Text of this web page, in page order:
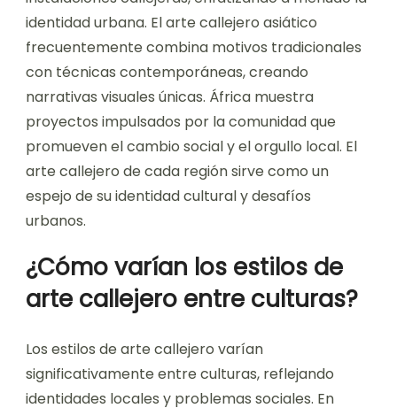
identidad urbana. El arte callejero asiático
frecuentemente combina motivos tradicionales
con técnicas contemporáneas, creando
narrativas visuales únicas. África muestra
proyectos impulsados por la comunidad que
promueven el cambio social y el orgullo local. El
arte callejero de cada región sirve como un
espejo de su identidad cultural y desafíos
urbanos.
¿Cómo varían los estilos de
arte callejero entre culturas?
Los estilos de arte callejero varían
significativamente entre culturas, reflejando
identidades locales y problemas sociales. En